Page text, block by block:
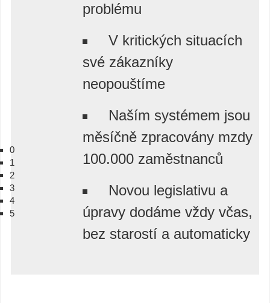
0
1
2
3
4
5
problému
V kritických situacích
své zákazníky
neopouštíme
Naším systémem jsou
měsíčně zpracovány mzdy
100.000 zaměstnanců
Novou legislativu a
úpravy dodáme vždy včas,
bez starostí a automaticky